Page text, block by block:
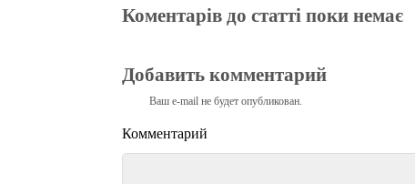
Коментарів до статті поки немає
Добавить комментарий
Ваш e-mail не будет опубликован.
Комментарий